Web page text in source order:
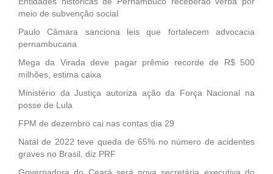
meio de subvenção social
Paulo Câmara sanciona leis que fortalecem advocacia
pernambucana
Mega da Virada deve pagar prêmio recorde de R$ 500
milhões, estima caixa
Ministério da Justiça autoriza ação da Força Nacional na
posse de Lula
FPM de dezembro cai nas contas dia 29
Natal de 2022 teve queda de 65% no número de acidentes
graves no Brasil, diz PRF